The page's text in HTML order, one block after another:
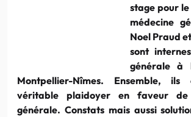
stage pour
médecine
Noel Praud
sont
générale à
Montpellier-Nîmes. Ensemble,
véritable plaidoyer en faveur de
générale. Constats mais aussi